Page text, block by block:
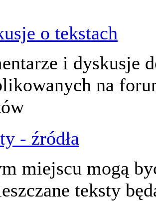
o tekstach
i dyskusje
na
- źródła
miejscu mogą
teksty